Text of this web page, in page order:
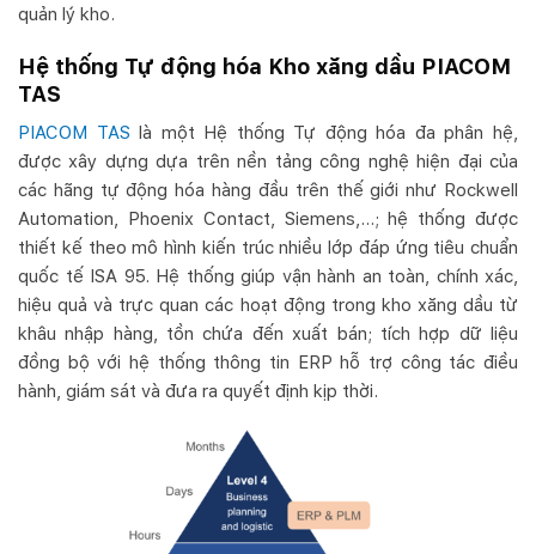
quản lý kho.
Hệ thống Tự động hóa Kho xăng dầu PIACOM
TAS
PIACOM TAS là một Hệ thống Tự động hóa đa phân hệ,
được xây dựng dựa trên nền tảng công nghệ hiện đại của
các hãng tự động hóa hàng đầu trên thế giới như Rockwell
Automation, Phoenix Contact, Siemens,…; hệ thống được
thiết kế theo mô hình kiến trúc nhiều lớp đáp ứng tiêu chuẩn
quốc tế ISA 95. Hệ thống giúp vận hành an toàn, chính xác,
hiệu quả và trực quan các hoạt động trong kho xăng dầu từ
khâu nhập hàng, tồn chứa đến xuất bán; tích hợp dữ liệu
đồng bộ với hệ thống thông tin ERP hỗ trợ công tác điều
hành, giám sát và đưa ra quyết định kịp thời.